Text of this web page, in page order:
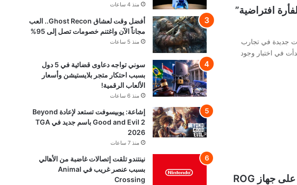
افتراضية”
جديدة في تجارب
في اختبار وجود
كيف تعمل Spider-Man 2 على جهاز ROG
منذ 4 ساعات
أفضل وقت لعشاق Ghost Recon.. العب
مجاناً الآن واغتنم خصومات تصل إلى 95%
منذ 5 ساعات
سوني تواجه دعاوى قضائية في 5 دول
بسبب احتكار متجر بلايستيشن وأسعار
الألعاب الرقمية!
منذ 6 ساعات
إشاعة: يوبيسوفت تستعد لإعادة Beyond
Good and Evil 2 باسم جديد في TGA
2026
منذ 7 ساعات
نينتندو تلقت إتصالات غاضبة من الأهالي
بسبب عنصر غريب في Animal
Crossing